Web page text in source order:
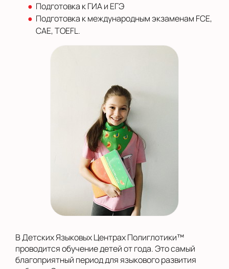
Подготовка к ГИА и ЕГЭ
Подготовка к международным экзаменам FCE,
CAE, TOEFL.
В Детских Языковых Центрах Полиглотики™
проводится обучение детей от года. Это самый
благоприятный период для языкового развития